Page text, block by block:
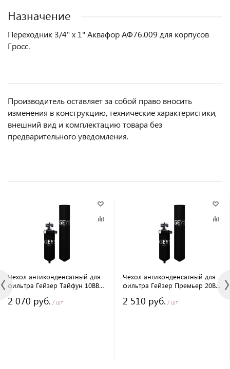
Назначение
Переходник 3/4" х 1" Аквафор АФ76.009 для корпусов
Гросс.
Производитель оставляет за собой право вносить
изменения в конструкцию, технические характеристики,
внешний вид и комплектацию товара без
предварительного уведомления.
Чехол антиконденсатный для
фильтра Гейзер Тайфун 10ВВ
2 070 руб. / шт
Чехол антиконденсатный для
фильтра Гейзер Премьер 20ВВ
2 510 руб. / шт